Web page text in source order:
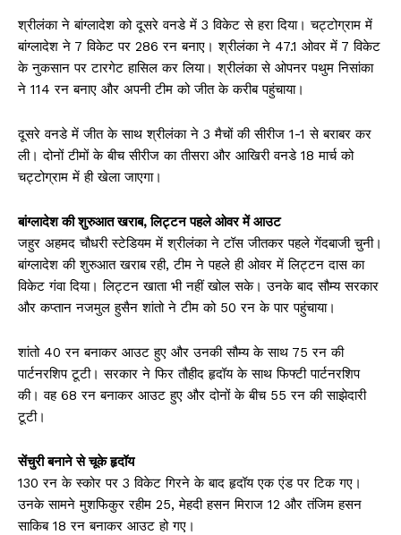
श्रीलंका ने बांग्लादेश को दूसरे वनडे में 3 विकेट से हरा दिया। चट्टोग्राम में
बांग्लादेश ने 7 विकेट पर 286 रन बनाए। श्रीलंका ने 47.1 ओवर में 7 विकेट
के नुकसान पर टारगेट हासिल कर लिया। श्रीलंका से ओपनर पथुम निसांका
ने 114 रन बनाए और अपनी टीम को जीत के करीब पहुंचाया।
दूसरे वनडे में जीत के साथ श्रीलंका ने 3 मैचों की सीरीज 1-1 से बराबर कर
ली। दोनों टीमों के बीच सीरीज का तीसरा और आखिरी वनडे 18 मार्च को
चट्टोग्राम में ही खेला जाएगा।
बांग्लादेश की शुरुआत खराब, लिट्टन पहले ओवर में आउट
जहुर अहमद चौधरी स्टेडियम में श्रीलंका ने टॉस जीतकर पहले गेंदबाजी चुनी।
बांग्लादेश की शुरुआत खराब रही, टीम ने पहले ही ओवर में लिट्टन दास का
विकेट गंवा दिया। लिट्टन खाता भी नहीं खोल सके। उनके बाद सौम्य सरकार
और कप्तान नजमुल हुसैन शांतो ने टीम को 50 रन के पार पहुंचाया।
शांतो 40 रन बनाकर आउट हुए और उनकी सौम्य के साथ 75 रन की
पार्टनरशिप टूटी। सरकार ने फिर तौहीद हृदॉय के साथ फिफ्टी पार्टनरशिप
की। वह 68 रन बनाकर आउट हुए और दोनों के बीच 55 रन की साझेदारी
टूटी।
सेंचुरी बनाने से चूके हृदॉय
130 रन के स्कोर पर 3 विकेट गिरने के बाद हृदॉय एक एंड पर टिक गए।
उनके सामने मुशफिकुर रहीम 25, मेहदी हसन मिराज 12 और तंजिम हसन
साकिब 18 रन बनाकर आउट हो गए।